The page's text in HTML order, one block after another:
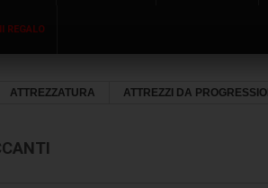
REGALO
ATTREZZATURA ATTREZZI DA